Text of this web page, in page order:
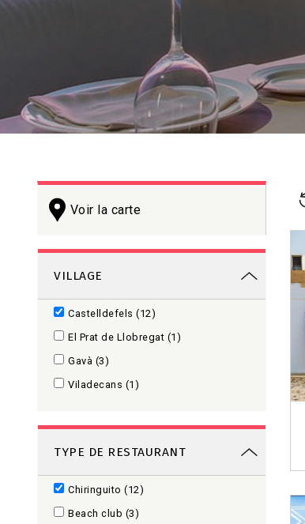
Voir la carte
VILLAGE
Castelldefels (12)
El Prat de Llobregat (1)
Gavà (3)
Viladecans (1)
TYPE DE RESTAURANT
Chiringuito (12)
Beach club (3)